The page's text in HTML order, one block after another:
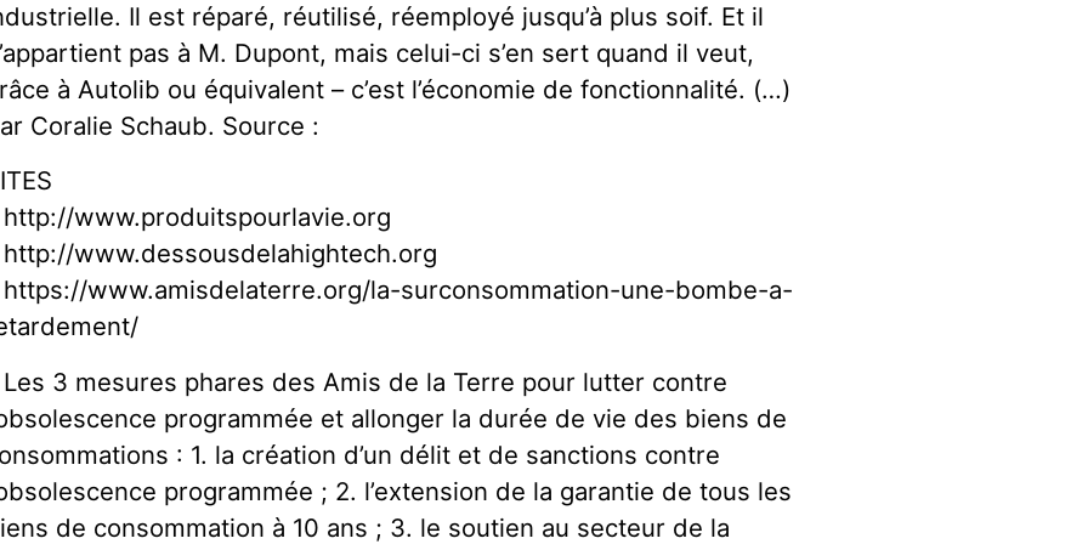
Il est réparé, réutilisé, réemployé jusqu’à plus soif. Et il
pas à M. Dupont, mais celui-ci s’en sert quand il veut,
à Autolib ou équivalent – c’est l’économie de fonctionnalité. (…)
Coralie Schaub. Source :
http://www.produitspourlavie.org
http://www.dessousdelahightech.org
https://www.amisdelaterre.org/la-surconsommation-une-bombe-a-
Les 3 mesures phares des Amis de la Terre pour lutter contre
programmée et allonger la durée de vie des biens de
: 1. la création d’un délit et de sanctions contre
programmée ; 2. l’extension de la garantie de tous les
de consommation à 10 ans ; 3. le soutien au secteur de la